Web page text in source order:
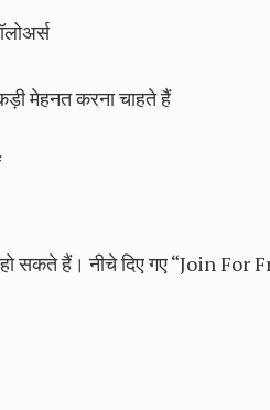
मेहनत करना चाहते हैं
सकते हैं। नीचे दिए गए “Join For